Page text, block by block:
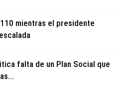
mientras el presidente
falta de un Plan Social que